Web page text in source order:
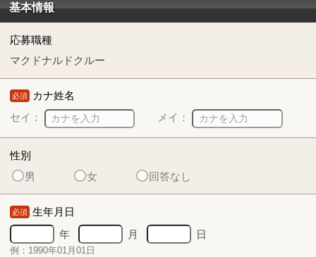
基本情報
応募職種
マクドナルドクルー
必須 カナ姓名
セイ：
メイ：
性別
男
女 回答なし
必須 生年月日
年
月 日
例：1990年01月01日